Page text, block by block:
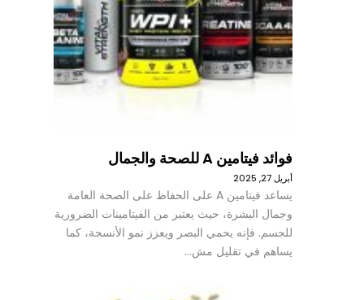
فوائد فيتامين A للصحة والجمال
أبريل 27, 2025
يساعد فيتامين A على الحفاظ على الصحة العامة
وجمال البشرة، حيث يعتبر من الفيتامينات الضرورية
للجسم. فإنه يحمي البصر ويعزز نمو الأنسجة، كما
يساهم في تقليل مش…